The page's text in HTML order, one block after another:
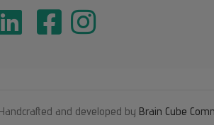
Handcrafted and developed by Brain Cube